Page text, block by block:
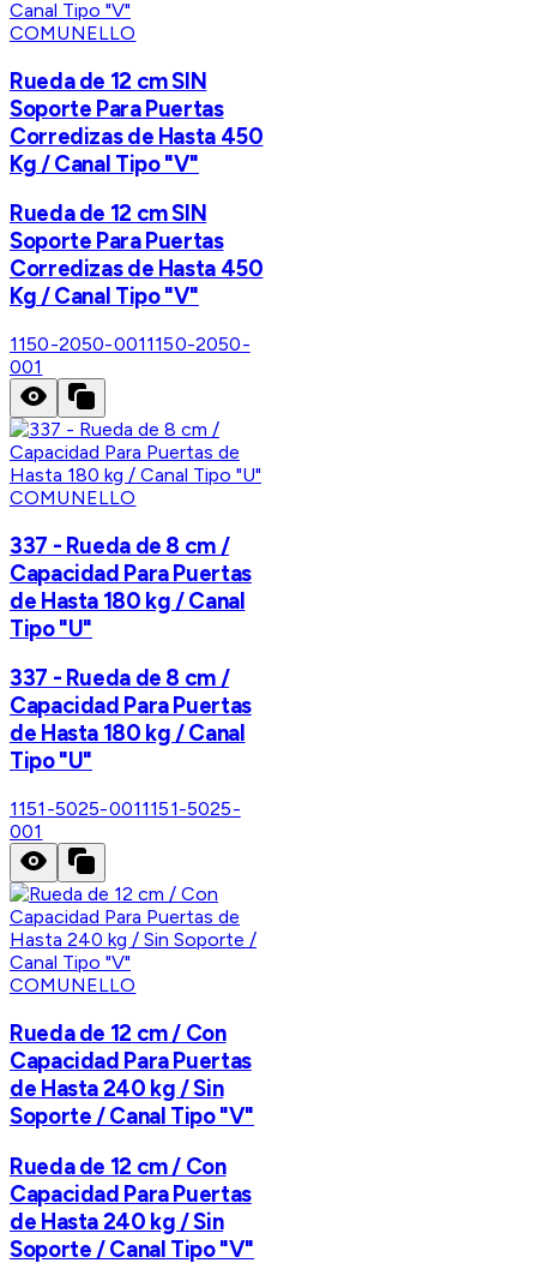
COMUNELLO
Rueda de 12 cm SIN
Soporte Para Puertas
Corredizas de Hasta 450
Kg / Canal Tipo "V"
Rueda de 12 cm SIN
Soporte Para Puertas
Corredizas de Hasta 450
Kg / Canal Tipo "V"
1150-2050-0011150-2050-
001
COMUNELLO
337 - Rueda de 8 cm /
Capacidad Para Puertas
de Hasta 180 kg / Canal
Tipo "U"
337 - Rueda de 8 cm /
Capacidad Para Puertas
de Hasta 180 kg / Canal
Tipo "U"
1151-5025-0011151-5025-
001
COMUNELLO
Rueda de 12 cm / Con
Capacidad Para Puertas
de Hasta 240 kg / Sin
Soporte / Canal Tipo "V"
Rueda de 12 cm / Con
Capacidad Para Puertas
de Hasta 240 kg / Sin
Soporte / Canal Tipo "V"